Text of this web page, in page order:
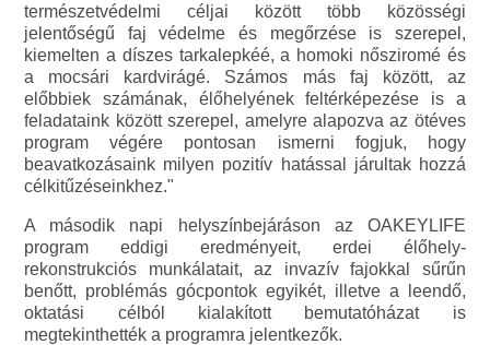
természetvédelmi céljai között több közösségi
jelentőségű faj védelme és megőrzése is szerepel,
kiemelten a díszes tarkalepkéé, a homoki nősziromé és
a mocsári kardvirágé. Számos más faj között, az
előbbiek számának, élőhelyének feltérképezése is a
feladataink között szerepel, amelyre alapozva az ötéves
program végére pontosan ismerni fogjuk, hogy
beavatkozásaink milyen pozitív hatással járultak hozzá
célkitűzéseinkhez."
A második napi helyszínbejáráson az OAKEYLIFE
program eddigi eredményeit, erdei élőhely-
rekonstrukciós munkálatait, az invazív fajokkal sűrűn
benőtt, problémás gócpontok egyikét, illetve a leendő,
oktatási célból kialakított bemutatóházat is
megtekinthették a programra jelentkezők.